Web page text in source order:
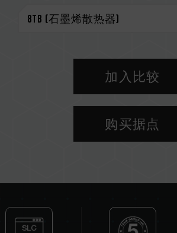
智慧健康监控大师
环保尖兵守护地球
中国新型专利 (证书号：CN
S.M.A.R.T. 专利软件
若固态硬盘当前使用为旧固件版本
支持-下载中心更新专用韧体版本
加入比较
购买据点